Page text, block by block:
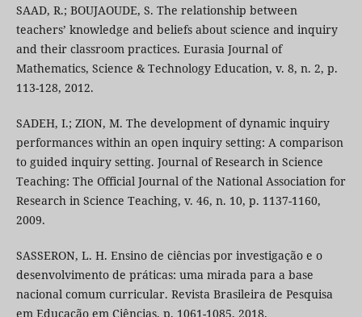
SAAD, R.; BOUJAOUDE, S. The relationship between
teachers’ knowledge and beliefs about science and inquiry
and their classroom practices. Eurasia Journal of
Mathematics, Science & Technology Education, v. 8, n. 2, p.
113-128, 2012.
SADEH, I.; ZION, M. The development of dynamic inquiry
performances within an open inquiry setting: A comparison
to guided inquiry setting. Journal of Research in Science
Teaching: The Official Journal of the National Association for
Research in Science Teaching, v. 46, n. 10, p. 1137-1160,
2009.
SASSERON, L. H. Ensino de ciências por investigação e o
desenvolvimento de práticas: uma mirada para a base
nacional comum curricular. Revista Brasileira de Pesquisa
em Educação em Ciências, p. 1061-1085, 2018.